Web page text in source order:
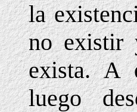
la
no existir
exista. A
luego